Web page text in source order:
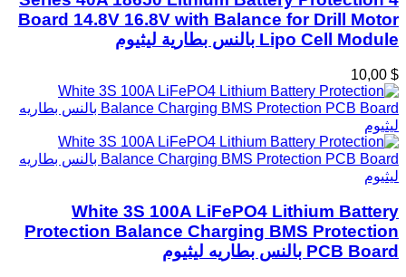
Board 14.8V 16.8V with Balance for Drill Motor
Lipo Cell Module بالنس بطارية ليثيوم
$ 10,00
White 3S 100A LiFePO4 Lithium Battery
Protection Balance Charging BMS Protection
PCB Board بالنس بطاريه ليثيوم